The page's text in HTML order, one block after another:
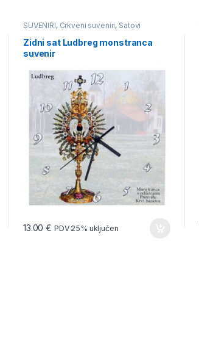
SUVENIRI, Crkveni suveniri, Satovi
Zidni sat Ludbreg monstranca
suvenir
13.00€ PDV 25% uključen